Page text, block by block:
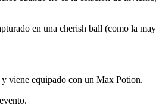
en una cherish ball (como la
viene equipado con un Max Potion.